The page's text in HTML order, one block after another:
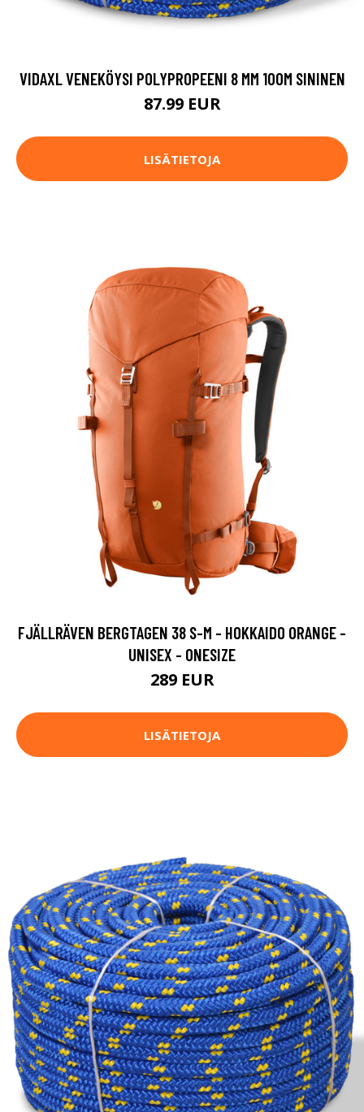
VIDAXL VENEKÖYSI POLYPROPEENI 8 MM 100M SININEN
87.99 EUR
LISÄTIETOJA
FJÄLLRÄVEN BERGTAGEN 38 S-M - HOKKAIDO ORANGE -
UNISEX - ONESIZE
289 EUR
LISÄTIETOJA